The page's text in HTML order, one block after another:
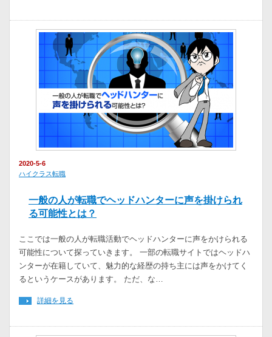
2020-5-6
ハイクラス転職
一般の人が転職でヘッドハンターに声を掛けられ
る可能性とは？
ここでは一般の人が転職活動でヘッドハンターに声をかけられる
可能性について探っていきます。 一部の転職サイトではヘッドハ
ンターが在籍していて、魅力的な経歴の持ち主には声をかけてく
るというケースがあります。 ただ、な…
詳細を見る